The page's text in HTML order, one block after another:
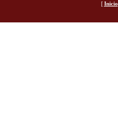
[ Inicio